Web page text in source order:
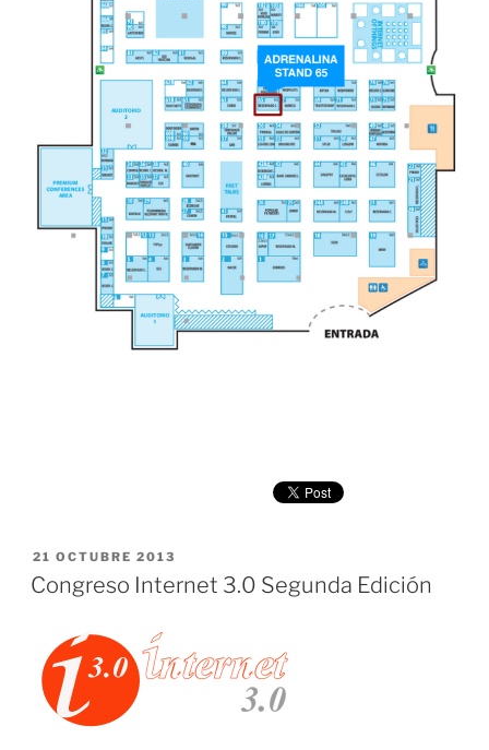
PUBLICADO
EL
21 OCTUBRE 2013
Congreso Internet 3.0 Segunda Edición